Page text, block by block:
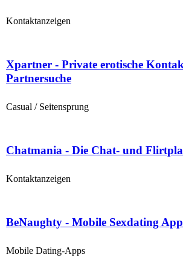
Kontaktanzeigen
Xpartner - Private erotische
Partnersuche
Casual / Seitensprung
Chatmania - Die Chat- und
Kontaktanzeigen
BeNaughty - Mobile Sexdating
Mobile Dating-Apps